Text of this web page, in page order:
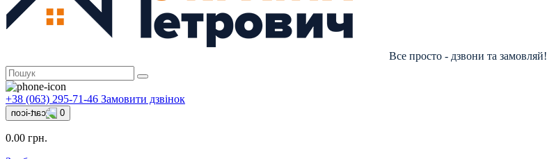
Все просто - дзвони та замовляй!
+38 (063) 295-71-46 Замовити дзвінок
0
0.00 грн.